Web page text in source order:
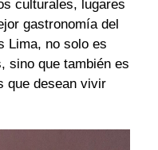
culturales, lugares
gastronomía del
Lima, no solo es
sino que también es
que desean vivir